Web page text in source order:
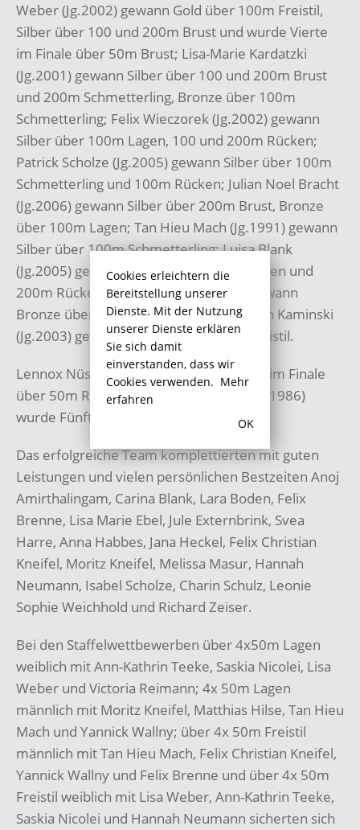
Weber (Jg.2002) gewann Gold über 100m Freistil,
Silber über 100 und 200m Brust und wurde Vierte
im Finale über 50m Brust; Lisa-Marie Kardatzki
(Jg.2001) gewann Silber über 100 und 200m Brust
und 200m Schmetterling, Bronze über 100m
Schmetterling; Felix Wieczorek (Jg.2002) gewann
Silber über 100m Lagen, 100 und 200m Rücken;
Patrick Scholze (Jg.2005) gewann Silber über 100m
Schmetterling und 100m Rücken; Julian Noel Bracht
(Jg.2006) gewann Silber über 200m Brust, Bronze
über 100m Lagen; Tan Hieu Mach (Jg.1991) gewann
Silber über 100m Schmetterling; Luisa Blank
(Jg.2005) gewann Bronze über 100m Lagen und
200m Rücken; Alexa Haase (Jg.2004) gewann
Bronze über 200m Brust und Kevin-Noah Kaminski
(Jg.2003) gewann Bronze über 100m Freistil.
Lennox Nüsken (Jg.2004) wurde Fünfter im Finale
über 50m Rücken und Matthias Hilse (Jg.1986)
wurde Fünfter im Finale über 50m Brust.
Das erfolgreiche Team komplettierten mit guten
Leistungen und vielen persönlichen Bestzeiten Anoj
Amirthalingam, Carina Blank, Lara Boden, Felix
Brenne, Lisa Marie Ebel, Jule Externbrink, Svea
Harre, Anna Habbes, Jana Heckel, Felix Christian
Kneifel, Moritz Kneifel, Melissa Masur, Hannah
Neumann, Isabel Scholze, Charin Schulz, Leonie
Sophie Weichhold und Richard Zeiser.
Bei den Staffelwettbewerben über 4x50m Lagen
weiblich mit Ann-Kathrin Teeke, Saskia Nicolei, Lisa
Weber und Victoria Reimann; 4x 50m Lagen
männlich mit Moritz Kneifel, Matthias Hilse, Tan Hieu
Mach und Yannick Wallny; über 4x 50m Freistil
männlich mit Tan Hieu Mach, Felix Christian Kneifel,
Yannick Wallny und Felix Brenne und über 4x 50m
Freistil weiblich mit Lisa Weber, Ann-Kathrin Teeke,
Saskia Nicolei und Hannah Neumann sicherten sich
Cookies erleichtern die
Bereitstellung unserer
Dienste. Mit der Nutzung
unserer Dienste erklären
Sie sich damit
einverstanden, dass wir
Cookies verwenden. Mehr
erfahren
OK